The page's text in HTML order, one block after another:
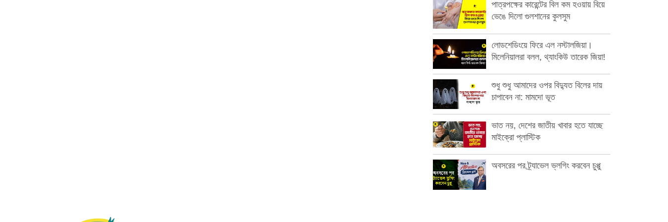
পাত্রপক্ষের কারেন্টের বিল কম হওয়ায় বিয়ে
ভেঙে দিলো গুলশানের কুলসুম
লোডশেডিংয়ে ফিরে এল নস্টালজিয়া।
মিলেনিয়ালরা বলল, থ্যাংকিউ তারেক জিয়া!
শুধু শুধু আমাদের ওপর বিদ্যুত বিলের দায়
চাপাবেন না: মামদো ভূত
ভাত নয়, দেশের জাতীয় খাবার হতে যাচ্ছে
মাইক্রো প্লাস্টিক
অবসরের পর ট্র্যাভেল ভ্লগিং করবেন চুপ্পু